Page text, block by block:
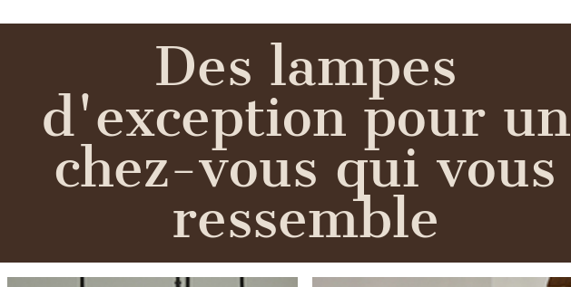
Des lampes
d'exception pour un
chez-vous qui vous
ressemble